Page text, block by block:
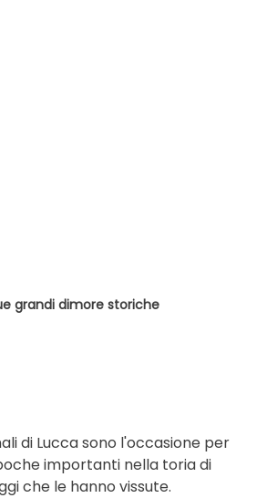
grandi dimore storiche
di Lucca sono l'occasione per
importanti nella toria di
che le hanno vissute.